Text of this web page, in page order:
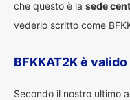
che questo è la sede
vederlo scritto come
BFKKAT2K è
Secondo il nostro ultimo